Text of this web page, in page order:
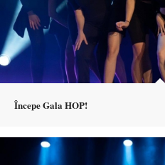
Începe Gala HOP!